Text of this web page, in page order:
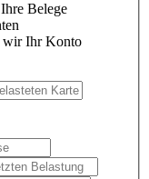
Belege
wir Ihr Konto